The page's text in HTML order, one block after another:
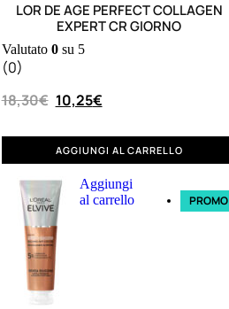
LOR DE AGE PERFECT COLLAGEN
EXPERT CR GIORNO
Valutato 0su 5
(0)
18,30€ 10,25€
AGGIUNGI AL CARRELLO
Aggiungi
al carrello
PROMO